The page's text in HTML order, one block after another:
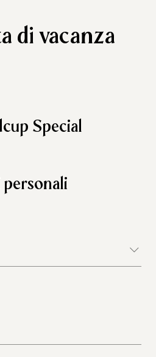
di vacanza
Special